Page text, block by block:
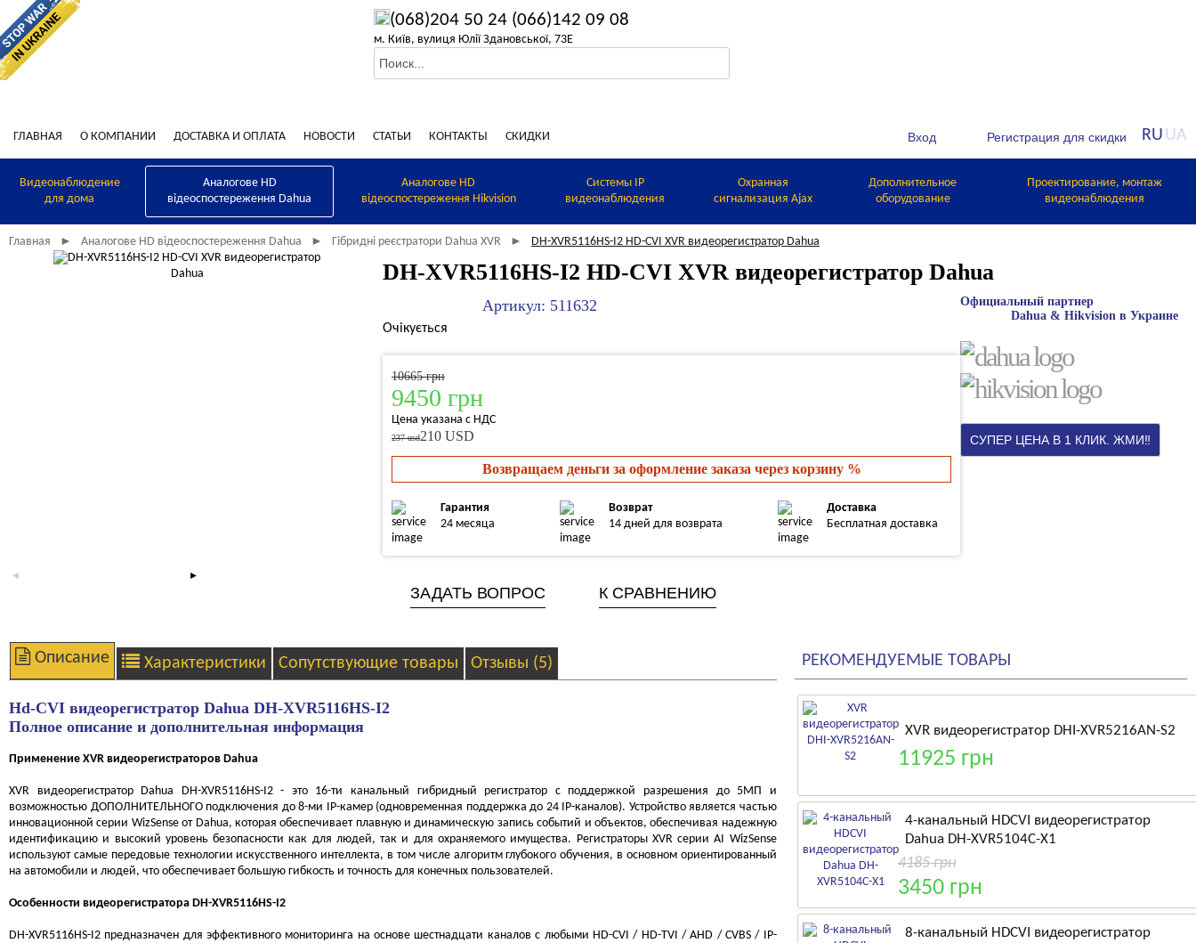
(068)204 50 24 (066)142 09 08
м. Київ, вулиця Юлії Здановської, 73Е
ГЛАВНАЯ О КОМПАНИИ ДОСТАВКА И ОПЛАТА НОВОСТИ СТАТЬИ КОНТАКТЫ СКИДКИ RU UA
Видеонаблюдение
для дома
Аналогове HD
відеоспостереження Dahua
Аналогове HD
відеоспостереження Hikvision
Системы IP
видеонаблюдения
Охранная
сигнализация Ajax
Дополнительное
оборудование
Проектирование, монтаж
видеонаблюдения
Главная ► Аналогове HD відеоспостереження Dahua ► Гібридні реєстратори Dahua XVR ► DH-XVR5116HS-I2 HD-CVI XVR видеорегистратор Dahua
DH-XVR5116HS-I2 HD-CVI XVR видеорегистратор Dahua
Артикул: 511632
Очікується
10665 грн
9450 грн
Цена указана с НДС
237 usd210 USD
Возвращаем деньги за оформление заказа через корзину %
Гарантия
24 месяца
Возврат
14 дней для возврата
Доставка
Бесплатная доставка
ЗАДАТЬ ВОПРОС К СРАВНЕНИЮ
Официальный партнер
Dahua & Hikvision в Украине
Описание Характеристики Сопутствующие товары Отзывы (5)
Hd-CVI видеорегистратор Dahua DH-XVR5116HS-I2
Полное описание и дополнительная информация
Применение XVR видеорегистраторов Dahua
XVR видеорегистратор Dahua DH-XVR5116HS-I2 - это 16-ти канальный гибридный регистратор с поддержкой разрешения до 5МП и
возможностью ДОПОЛНИТЕЛЬНОГО подключения до 8-ми IP-камер (одновременная поддержка до 24 IP-каналов). Устройство является частью
инновационной серии WizSense от Dahua, которая обеспечивает плавную и динамическую запись событий и объектов, обеспечивая надежную
идентификацию и высокий уровень безопасности как для людей, так и для охраняемого имущества. Регистраторы XVR серии AI WizSense
используют самые передовые технологии искусственного интеллекта, в том числе алгоритм глубокого обучения, в основном ориентированный
на автомобили и людей, что обеспечивает большую гибкость и точность для конечных пользователей.
Особенности видеорегистратора DH-XVR5116HS-I2
DH-XVR5116HS-I2 предназначен для эффективного мониторинга на основе шестнадцати каналов с любыми HD-CVI / HD-TVI / AHD / CVBS / IP-
РЕКОМЕНДУЕМЫЕ ТОВАРЫ
XVR видеорегистратор DHI-XVR5216AN-S2
11925 грн
4-канальный HDCVI видеорегистратор
Dahua DH-XVR5104C-X1
4185 грн
3450 грн
8-канальный HDCVI видеорегистратор